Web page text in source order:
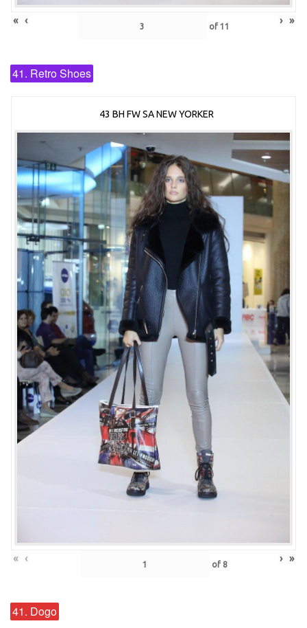
« ‹ of 11 › »
41. Retro Shoes
43 BH FW SA NEW YORKER
« ‹ of 8 › »
41. Dogo